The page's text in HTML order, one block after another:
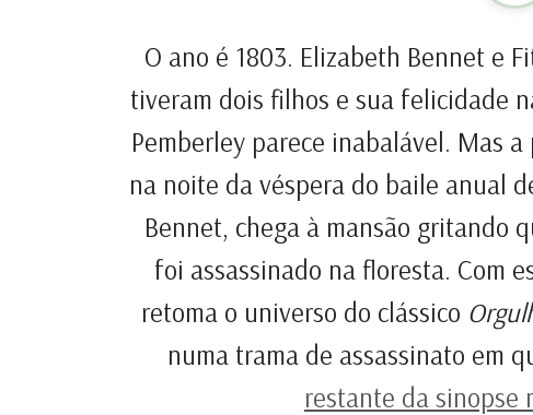
O ano é 1803. Elizabeth Bennet e
tiveram dois filhos e sua felicidade
Pemberley parece inabalável. Mas
na noite da véspera do baile anual
Bennet, chega à mansão gritando
foi assassinado na floresta. Com
retoma o universo do clássico
numa trama de assassinato em
restante da sinopse